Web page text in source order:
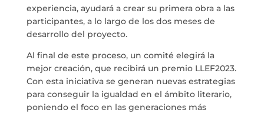
experiencia, ayudará a crear su primera obra a las
participantes, a lo largo de los dos meses de
desarrollo del proyecto.
Al final de este proceso, un comité elegirá la
mejor creación, que recibirá un premio LLEF2023.
Con esta iniciativa se generan nuevas estrategias
para conseguir la igualdad en el ámbito literario,
poniendo el foco en las generaciones más